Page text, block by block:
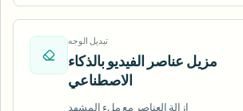
تبديل الوجه
مزيل عناصر الفيديو بالذكاء
الاصطناعي
إزالة العناصر مع ملء المشهد